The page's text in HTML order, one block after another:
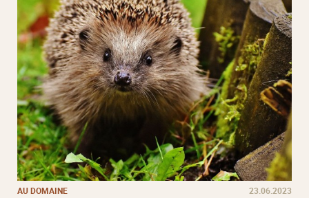
AU DOMAINE 23.06.2023